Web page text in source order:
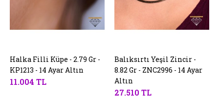
SEPETE EKLE
Halka Filli Küpe - 2.79 Gr -
KP1213 - 14 Ayar Altın
11.004 TL
SEPETE EKLE
Balıksırtı Yeşil Zincir -
8.82 Gr - ZNC2996 - 14 Ayar
Altın
27.510 TL